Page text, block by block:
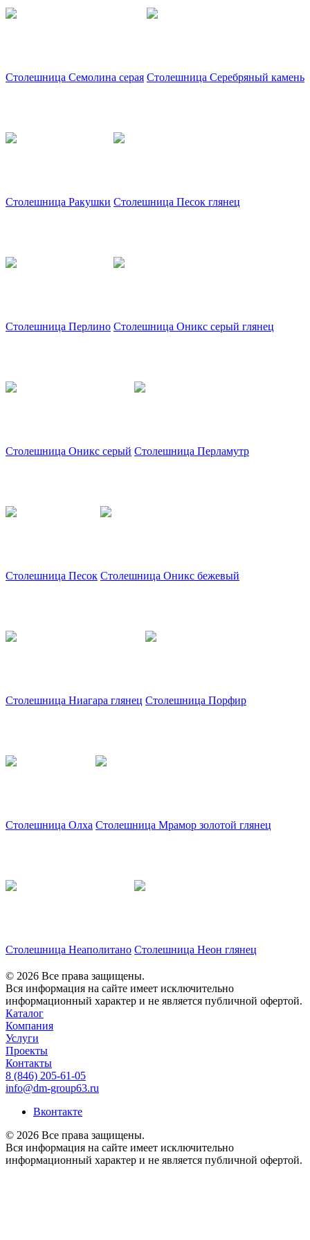
Столешница Семолина серая Столешница Серебряный камень
Столешница Ракушки Столешница Песок глянец
Столешница Перлино Столешница Оникс серый глянец
Столешница Оникс серый Столешница Перламутр
Столешница Песок Столешница Оникс бежевый
Столешница Ниагара глянец Столешница Порфир
Столешница Олха Столешница Мрамор золотой глянец
Столешница Неаполитано Столешница Неон глянец
© 2026 Все права защищены.
Вся информация на сайте имеет исключительно
информационный характер и не является публичной офертой.
Каталог
Компания
Услуги
Проекты
Контакты
8 (846) 205-61-05
info@dm-group63.ru
Вконтакте
© 2026 Все права защищены.
Вся информация на сайте имеет исключительно
информационный характер и не является публичной офертой.